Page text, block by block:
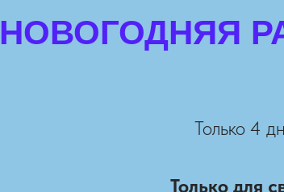
НОВОГОДНЯЯ
Только 4
Только для